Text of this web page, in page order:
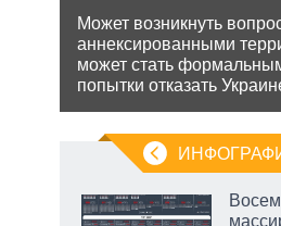
Может возникнуть
аннексированными
может стать
попытки отказать